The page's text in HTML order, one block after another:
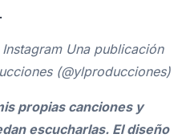
Una publicación
(@ylproducciones)
propias canciones y
escucharlas. El diseño